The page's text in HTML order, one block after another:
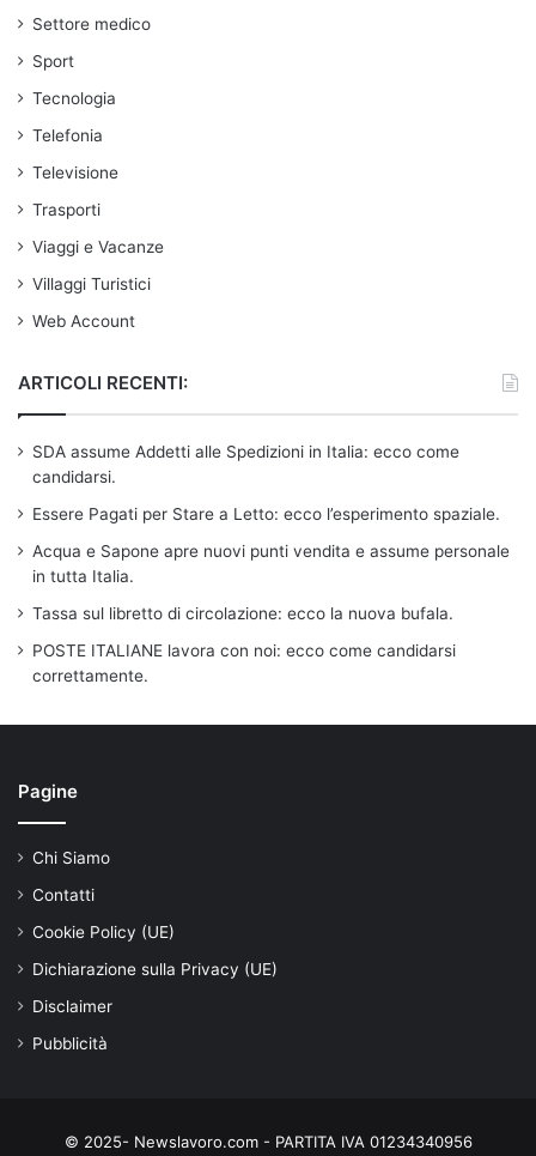
Settore medico
Sport
Tecnologia
Telefonia
Televisione
Trasporti
Viaggi e Vacanze
Villaggi Turistici
Web Account
ARTICOLI RECENTI:
SDA assume Addetti alle Spedizioni in Italia: ecco come
candidarsi.
Essere Pagati per Stare a Letto: ecco l’esperimento spaziale.
Acqua e Sapone apre nuovi punti vendita e assume personale
in tutta Italia.
Tassa sul libretto di circolazione: ecco la nuova bufala.
POSTE ITALIANE lavora con noi: ecco come candidarsi
correttamente.
Pagine
Chi Siamo
Contatti
Cookie Policy (UE)
Dichiarazione sulla Privacy (UE)
Disclaimer
Pubblicità
© 2025- Newslavoro.com - PARTITA IVA 01234340956